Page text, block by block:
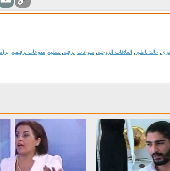
, خالد ناطور , العلاقات الزوجية, منوعات, ترفية, تسلية, منوعات ترفيهية,